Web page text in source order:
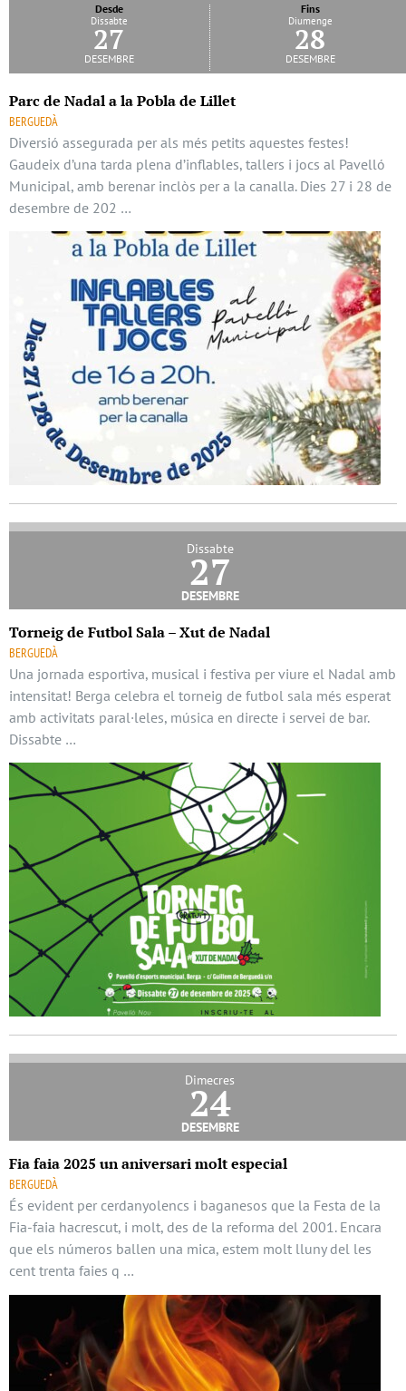
Desde
Dissabte
27
desembre
Fins
Diumenge
28
desembre
Parc de Nadal a la Pobla de Lillet
BERGUEDÀ
Diversió assegurada per als més petits aquestes festes!
Gaudeix d’una tarda plena d’inflables, tallers i jocs al Pavelló
Municipal, amb berenar inclòs per a la canalla. Dies 27 i 28 de
desembre de 202 …
Dissabte
27
desembre
Torneig de Futbol Sala – Xut de Nadal
BERGUEDÀ
Una jornada esportiva, musical i festiva per viure el Nadal amb
intensitat! Berga celebra el torneig de futbol sala més esperat
amb activitats paral·leles, música en directe i servei de bar.
Dissabte …
Dimecres
24
desembre
Fia faia 2025 un aniversari molt especial
BERGUEDÀ
És evident per cerdanyolencs i baganesos que la Festa de la
Fia-faia hacrescut, i molt, des de la reforma del 2001. Encara
que els números ballen una mica, estem molt lluny del les
cent trenta faies q …